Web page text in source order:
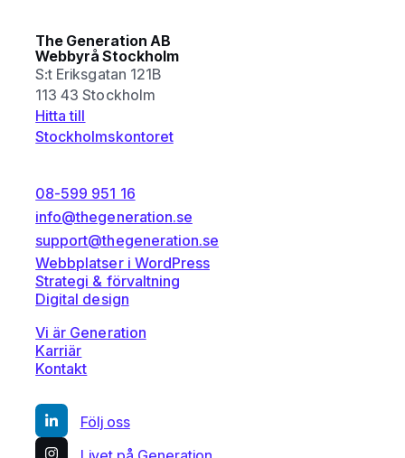
The Generation AB
Webbyrå Stockholm
S:t Eriksgatan 121B
113 43 Stockholm
Hitta till
Stockholmskontoret
08-599 951 16
info@thegeneration.se
support@thegeneration.se
Webbplatser i WordPress
Strategi & förvaltning
Digital design
Vi är Generation
Karriär
Kontakt
Följ oss